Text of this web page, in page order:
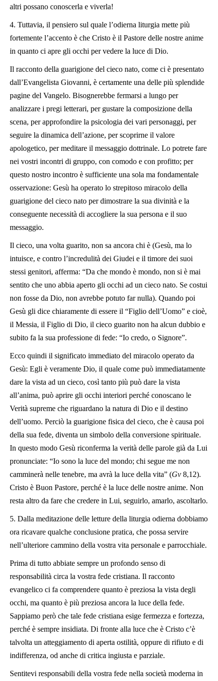
altri possano conoscerla e viverla!
4. Tuttavia, il pensiero sul quale l’odierna liturgia mette più
fortemente l’accento è che Cristo è il Pastore delle nostre anime
in quanto ci apre gli occhi per vedere la luce di Dio.
Il racconto della guarigione del cieco nato, come ci è presentato
dall’Evangelista Giovanni, è certamente una delle più splendide
pagine del Vangelo. Bisognerebbe fermarsi a lungo per
analizzare i pregi letterari, per gustare la composizione della
scena, per approfondire la psicologia dei vari personaggi, per
seguire la dinamica dell’azione, per scoprirne il valore
apologetico, per meditare il messaggio dottrinale. Lo potrete fare
nei vostri incontri di gruppo, con comodo e con profitto; per
questo nostro incontro è sufficiente una sola ma fondamentale
osservazione: Gesù ha operato lo strepitoso miracolo della
guarigione del cieco nato per dimostrare la sua divinità e la
conseguente necessità di accogliere la sua persona e il suo
messaggio.
Il cieco, una volta guarito, non sa ancora chi è (Gesù, ma lo
intuisce, e contro l’incredulità dei Giudei e il timore dei suoi
stessi genitori, afferma: “Da che mondo è mondo, non si è mai
sentito che uno abbia aperto gli occhi ad un cieco nato. Se costui
non fosse da Dio, non avrebbe potuto far nulla). Quando poi
Gesù gli dice chiaramente di essere il “Figlio dell’Uomo” e cioè,
il Messia, il Figlio di Dio, il cieco guarito non ha alcun dubbio e
subito fa la sua professione di fede: “Io credo, o Signore”.
Ecco quindi il significato immediato del miracolo operato da
Gesù: Egli è veramente Dio, il quale come può immediatamente
dare la vista ad un cieco, così tanto più può dare la vista
all’anima, può aprire gli occhi interiori perché conoscano le
Verità supreme che riguardano la natura di Dio e il destino
dell’uomo. Perciò la guarigione fisica del cieco, che è causa poi
della sua fede, diventa un simbolo della conversione spirituale.
In questo modo Gesù riconferma la verità delle parole già da Lui
pronunciate: “Io sono la luce del mondo; chi segue me non
camminerà nelle tenebre, ma avrà la luce della vita” (Gv 8,12).
Cristo è Buon Pastore, perché è la luce delle nostre anime. Non
resta altro da fare che credere in Lui, seguirlo, amarlo, ascoltarlo.
5. Dalla meditazione delle letture della liturgia odierna dobbiamo
ora ricavare qualche conclusione pratica, che possa servire
nell’ulteriore cammino della vostra vita personale e parrocchiale.
Prima di tutto abbiate sempre un profondo senso di
responsabilità circa la vostra fede cristiana. Il racconto
evangelico ci fa comprendere quanto è preziosa la vista degli
occhi, ma quanto è più preziosa ancora la luce della fede.
Sappiamo però che tale fede cristiana esige fermezza e fortezza,
perché è sempre insidiata. Di fronte alla luce che è Cristo c’è
talvolta un atteggiamento di aperta ostilità, oppure di rifiuto e di
indifferenza, od anche di critica ingiusta e parziale.
Sentitevi responsabili della vostra fede nella società moderna in